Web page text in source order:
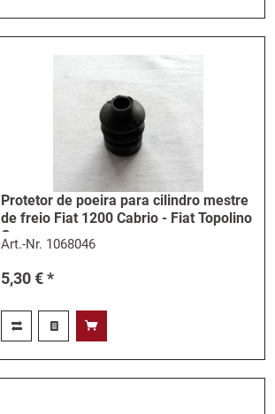
Protetor de poeira para cilindro mestre
de freio Fiat 1200 Cabrio - Fiat Topolino
C
Art.-Nr. 1068046
5,30 € *